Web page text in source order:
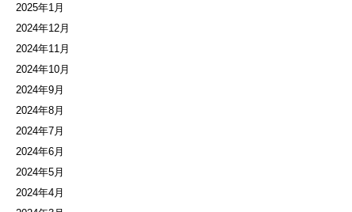
2025年1月
2024年12月
2024年11月
2024年10月
2024年9月
2024年8月
2024年7月
2024年6月
2024年5月
2024年4月